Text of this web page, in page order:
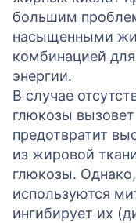
большим
насыщенными
комбинацией
энергии.
В случае
глюкозы
предотвратит
из жировой
глюкозы.
используются
ингибирует их